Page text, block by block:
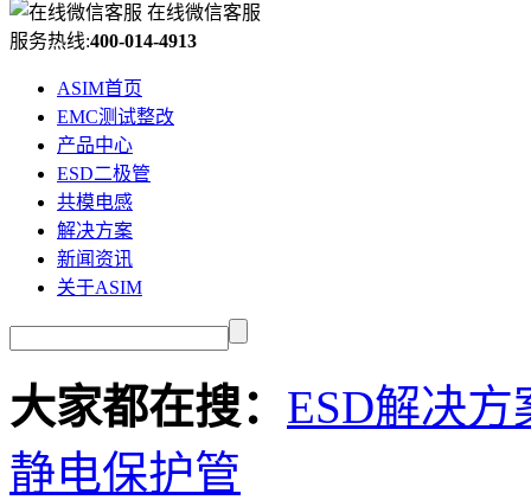
在线微信客服
服务热线:400-014-4913
ASIM首页
EMC测试整改
产品中心
ESD二极管
共模电感
解决方案
新闻资讯
关于ASIM
大家都在搜： ESD解决方
静电保护管